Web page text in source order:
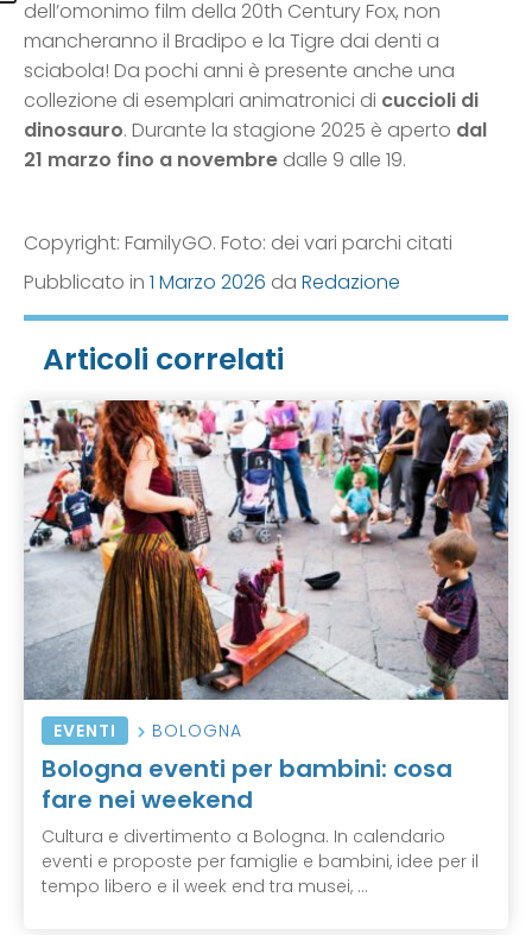
dell’omonimo film della 20th Century Fox, non
mancheranno il Bradipo e la Tigre dai denti a
sciabola! Da pochi anni è presente anche una
collezione di esemplari animatronici di cuccioli di
dinosauro. Durante la stagione 2025 è aperto dal
21 marzo fino a novembre dalle 9 alle 19.
Copyright: FamilyGO. Foto: dei vari parchi citati
Pubblicato in 1 Marzo 2026 da Redazione
Articoli correlati
EVENTI BOLOGNA
Bologna eventi per bambini: cosa
fare nei weekend
Cultura e divertimento a Bologna. In calendario
eventi e proposte per famiglie e bambini, idee per il
tempo libero e il week end tra musei, ...